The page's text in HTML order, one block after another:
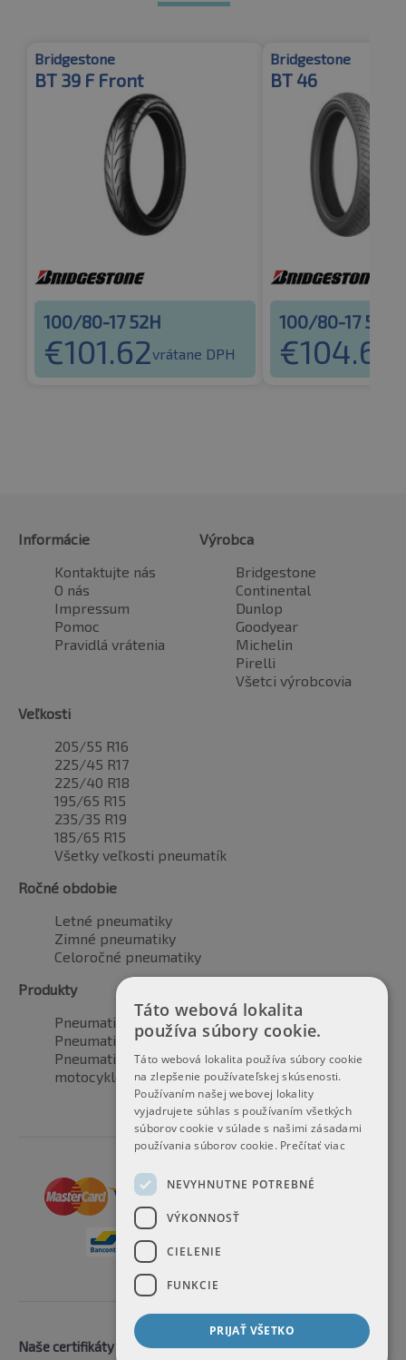
Bridgestone
BT 39 F Front
100/80-17 52H
€101.62vrátane DPH
Bridgestone
BT 46
100/80-17 52H
€104.66
Informácie
Kontaktujte nás
O nás
Impressum
Pomoc
Pravidlá vrátenia
Výrobca
Bridgestone
Continental
Dunlop
Goodyear
Michelin
Pirelli
Všetci výrobcovia
Veľkosti
205/55 R16
225/45 R17
225/40 R18
195/65 R15
235/35 R19
185/65 R15
Všetky veľkosti pneumatík
Ročné obdobie
Letné pneumatiky
Zimné pneumatiky
Celoročné pneumatiky
Produkty
Pneumatiky pre automobily
Pneumatiky pre SUV / 4x4
Pneumatiky pre dodávku
motocyklové pneumatiky
Naše certifikáty
Táto webová lokalita
používa súbory cookie.
Táto webová lokalita používa súbory cookie
na zlepšenie používateľskej skúsenosti.
Používaním našej webovej lokality
vyjadrujete súhlas s používaním všetkých
súborov cookie v súlade s našimi zásadami
používania súborov cookie. Prečítať viac
NEVYHNUTNE POTREBNÉ
VÝKONNOSŤ
CIELENIE
FUNKCIE
PRIJAŤ VŠETKO